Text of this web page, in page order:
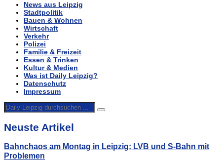
News aus Leipzig
Stadtpolitik
Bauen & Wohnen
Wirtschaft
Verkehr
Polizei
Familie & Freizeit
Essen & Trinken
Kultur & Medien
Was ist Daily Leipzig?
Datenschutz
Impressum
Neuste Artikel
Bahnchaos am Montag in Leipzig: LVB und S-Bahn mit
Problemen